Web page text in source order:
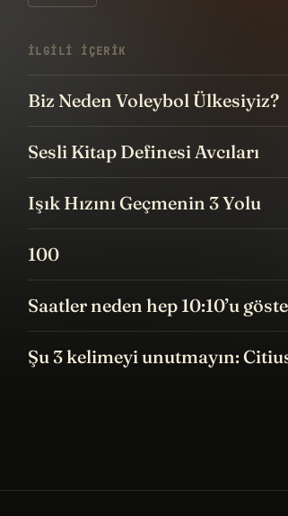
İLGILI IÇERIK
Biz Neden Voleybol Ülkesiyiz?
Sesli Kitap Definesi Avcıları
Işık Hızını Geçmenin 3 Yolu
100
Saatler neden hep 10:10’u
Şu 3 kelimeyi unutmayın: